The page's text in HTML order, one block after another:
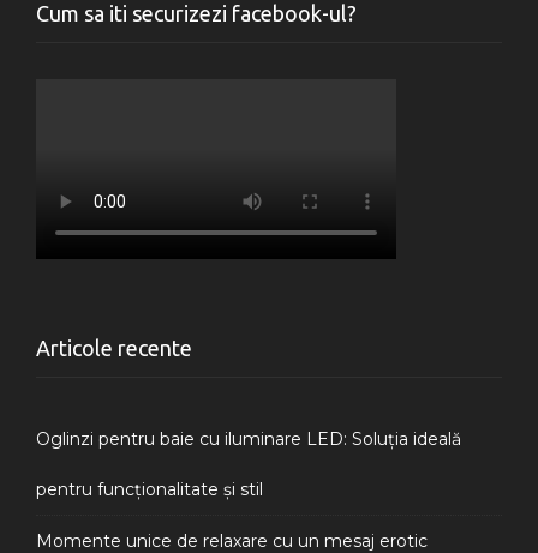
Cum sa iti securizezi facebook-ul?
Articole recente
Oglinzi pentru baie cu iluminare LED: Soluția ideală
pentru funcționalitate și stil
Momente unice de relaxare cu un mesaj erotic